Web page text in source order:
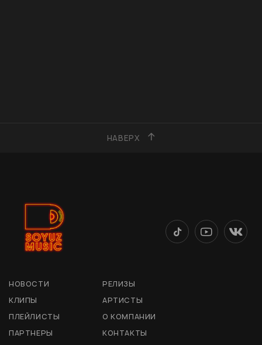
НАВЕРХ
НОВОСТИ
РЕЛИЗЫ
КЛИПЫ
АРТИСТЫ
ПЛЕЙЛИСТЫ
О КОМПАНИИ
ПАРТНЕРЫ
КОНТАКТЫ